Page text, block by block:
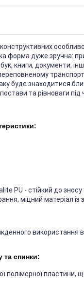
конструктивних
форма дуже зручна:
книги, документи,
транспорті
буде знаходитися
та рівноваги під
PU - стійкий до зносу
міцний матеріал із
використання
та спинки:
полімерної пластини,